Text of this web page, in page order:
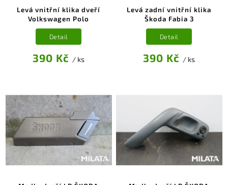
Levá vnitřní klika dveří
Volkswagen Polo
390 Kč / ks
Detail
Levá zadní vnitřní klika
Škoda Fabia 3
390 Kč / ks
Detail